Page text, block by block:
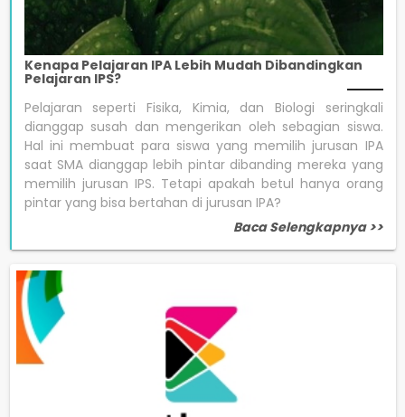
Kenapa Pelajaran IPA Lebih Mudah Dibandingkan
Pelajaran IPS?
Pelajaran seperti Fisika, Kimia, dan Biologi seringkali
dianggap susah dan mengerikan oleh sebagian siswa.
Hal ini membuat para siswa yang memilih jurusan IPA
saat SMA dianggap lebih pintar dibanding mereka yang
memilih jurusan IPS. Tetapi apakah betul hanya orang
pintar yang bisa bertahan di jurusan IPA?
Baca Selengkapnya >>